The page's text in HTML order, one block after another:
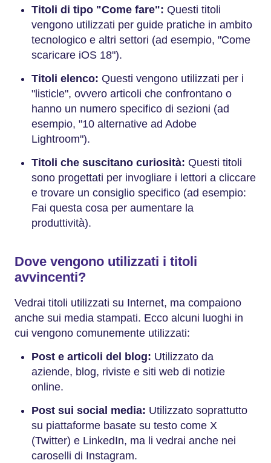
Titoli di tipo "Come fare": Questi titoli
vengono utilizzati per guide pratiche in ambito
tecnologico e altri settori (ad esempio, "Come
scaricare iOS 18").
Titoli elenco: Questi vengono utilizzati per i
"listicle", ovvero articoli che confrontano o
hanno un numero specifico di sezioni (ad
esempio, "10 alternative ad Adobe
Lightroom").
Titoli che suscitano curiosità: Questi titoli
sono progettati per invogliare i lettori a cliccare
e trovare un consiglio specifico (ad esempio:
Fai questa cosa per aumentare la
produttività).
Dove vengono utilizzati i titoli
avvincenti?
Vedrai titoli utilizzati su Internet, ma compaiono
anche sui media stampati. Ecco alcuni luoghi in
cui vengono comunemente utilizzati:
Post e articoli del blog: Utilizzato da
aziende, blog, riviste e siti web di notizie
online.
Post sui social media: Utilizzato soprattutto
su piattaforme basate su testo come X
(Twitter) e LinkedIn, ma li vedrai anche nei
caroselli di Instagram.